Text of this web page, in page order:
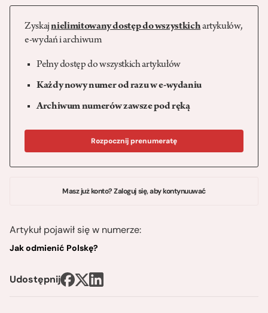
Zyskajnielimitowany dostęp do wszystkichartykułów,
e-wydań i archiwum
Pełny dostęp do wszystkich artykułów
Każdy nowy numer od razu w e-wydaniu
Archiwum numerów zawsze pod ręką
Rozpocznij prenumeratę
Masz już konto? Zaloguj się, aby kontynuuwać
Artykuł pojawił się w numerze:
Jak odmienić Polskę?
Udostępnij